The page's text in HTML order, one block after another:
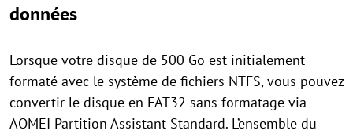
données
Lorsque votre disque de 500 Go est initialement
formaté avec le système de fichiers NTFS, vous pouvez
convertir le disque en FAT32 sans formatage via
AOMEI Partition Assistant Standard. L’ensemble du